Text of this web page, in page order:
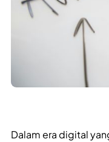
Dalam era digital